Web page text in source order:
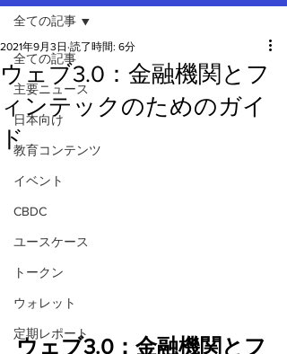
全ての記事
主要ニュース
日本向け
教育コンテンツ
イベント
CBDC
ユースケース
トークン
ウォレット
定期レポート
全ての記事
ウェブ3.0：金融機関とフ
ィンテックのためのガイ
ド
2021年9月3日 読了時間: 6分
ウェブ3.0：金融機関とフ